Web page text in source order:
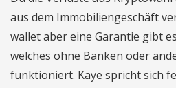
aus dem Immobiliengeschäft
wallet aber eine Garantie gibt
welches ohne Banken oder
funktioniert. Kaye spricht sich